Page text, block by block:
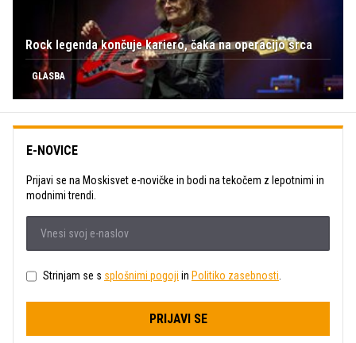
Rock legenda končuje kariero, čaka na operacijo srca
GLASBA
E-NOVICE
Prijavi se na Moskisvet e-novičke in bodi na tekočem z lepotnimi in
modnimi trendi.
Strinjam se s splošnimi pogoji in Politiko zasebnosti.
PRIJAVI SE